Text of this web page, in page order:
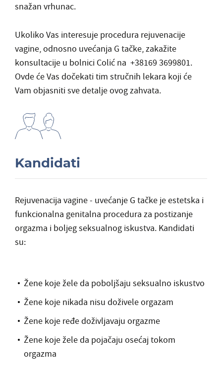
snažan vrhunac.
Ukoliko Vas interesuje procedura rejuvenacije
vagine, odnosno uvećanja G tačke, zakažite
konsultacije u bolnici Colić na +38169 3699801.
Ovde će Vas dočekati tim stručnih lekara koji će
Vam objasniti sve detalje ovog zahvata.
Kandidati
Rejuvenacija vagine - uvećanje G tačke je estetska i
funkcionalna genitalna procedura za postizanje
orgazma i boljeg seksualnog iskustva. Kandidati
su:
Žene koje žele da poboljšaju seksualno iskustvo
Žene koje nikada nisu doživele orgazam
Žene koje ređe doživljavaju orgazme
Žene koje žele da pojačaju osećaj tokom
orgazma